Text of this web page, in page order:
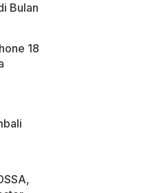
Bulan
18